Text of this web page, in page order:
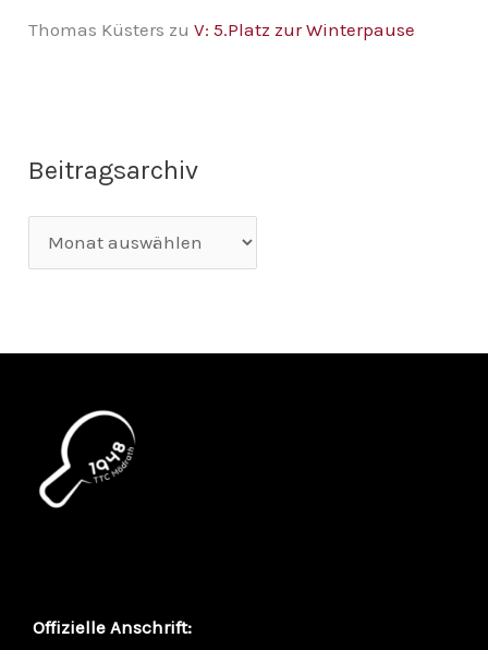
Thomas Küsters zuV: 5.Platz zur Winterpause
Beitragsarchiv
Offizielle Anschrift: